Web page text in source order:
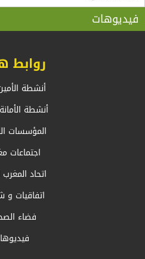
فيديوهات
بالخارج، السيد أحمد عطاف
كوفيد 19 “
روابط
أنشطة
أنشطة
المؤسسات
اجتماعات
اتحاد
اتفاقيات و
فضاء